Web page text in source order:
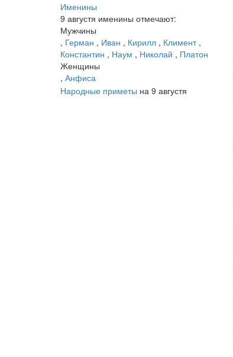
Именины
9 августя именины отмечают:
Мужчины
, Герман , Иван , Кирилл , Климент ,
Константин , Наум , Николай , Платон
Женщины
, Анфиса
Народные приметы на 9 августя